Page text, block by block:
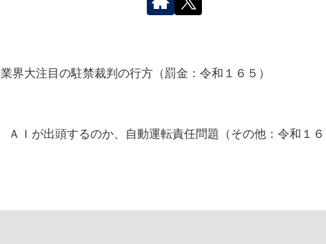
業界大注目の駐禁裁判の行方（罰金：令和１６５）
ＡＩが出頭するのか、自動運転責任問題（その他：令和１６